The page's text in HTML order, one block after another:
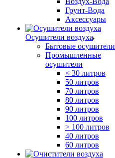
Грунт-Вода
Аксессуары
Осушители воздуха
Бытовые осушители
Промышленные
осушители
< 30 литров
50 литров
70 литров
80 литров
90 литров
100 литров
> 100 литров
40 литров
60 литров